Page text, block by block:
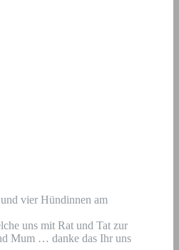
vier Hündinnen am
uns mit Rat und Tat zur
Mum … danke das Ihr uns